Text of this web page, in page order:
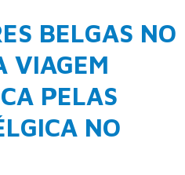
BELGAS NO
VIAGEM
PELAS
NO